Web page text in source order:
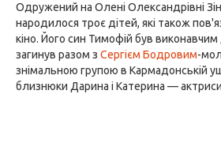
Одружений на Олені Олександрівні
народилося троє дітей, які також
кіно. Його син Тимофій був
загинув разом з Сергієм Бодровим-
знімальною групою в Кармадонській
близнюки Дарина і Катерина —